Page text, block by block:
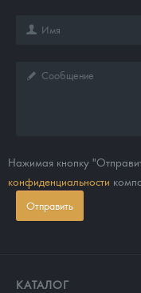
Нажимая кнопку
конфиденциальности
Отправить
КАТАЛОГ